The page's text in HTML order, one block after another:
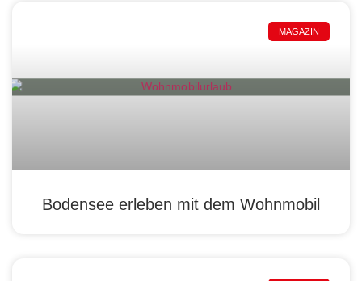
MAGAZIN
Bodensee erleben mit dem Wohnmobil